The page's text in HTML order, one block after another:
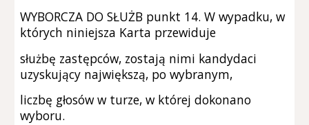
WYBORCZA DO SŁUŻB punkt 14. W wypadku, w
których niniejsza Karta przewiduje
służbę zastępców, zostają nimi kandydaci
uzyskujący największą, po wybranym,
liczbę głosów w turze, w której dokonano
wyboru.